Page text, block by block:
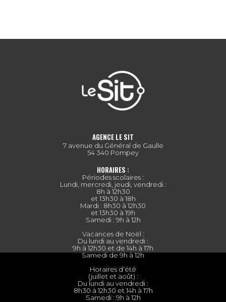
AGENCE LE SIT
7 avenue du Général de Gaulle
54 340 Pompey
HORAIRES :
Périodes scolaires :
Lundi, mercredi, jeudi, vendredi :
8h à 12h30
et 13h30 à 18h
Mardi : 8h30 à 12h30
et 13h30 à 19h
Samedi : 9h à 12h
Vacances de Noël :
Du lundi au vendredi :
9h à 12h30 et de 14h à 17h
Samedi de 9h à 12h
Horaires d’été
(juillet et août) :
Du lundi au vendredi :
8h30 à 12h30 et 14h à 17h
Samedi : 9h à 12h